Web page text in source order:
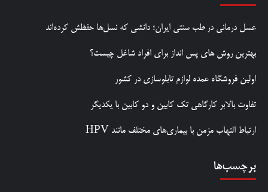
عسل درمانی در طب سنتی ایران؛ دانشی که نسل‌ها حفظش کرده‌اند
بهترین روش‌ های پس‌ انداز برای افراد شاغل چیست؟
اولین فروشگاه عمده لوازم تابلوسازی در کشور
تفاوت بالابر کارگاهی تک کابین و دو کابین با یکدیگر
ارتباط التهاب مزمن با بیماری‌های مختلف مانند HPV
برچسب‌ها